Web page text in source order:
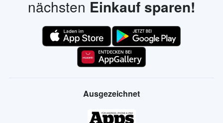
nächsten Einkauf sparen!
Ausgezeichnet